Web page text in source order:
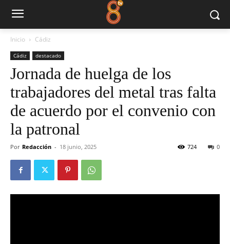
Inicio Cádiz
Cádiz destacado
Jornada de huelga de los
trabajadores del metal tras falta
de acuerdo por el convenio con
la patronal
Por Redacción - 18 junio, 2025 0
724